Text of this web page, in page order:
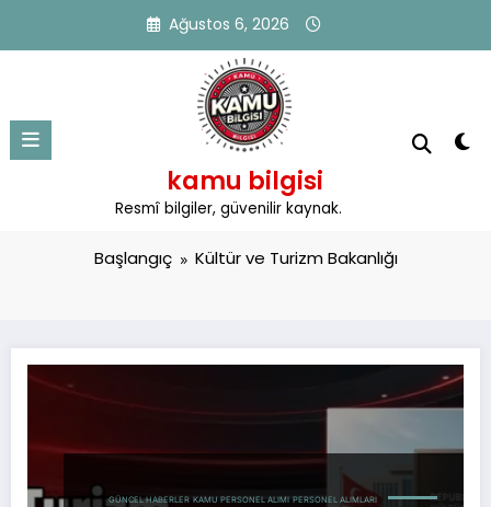
Ağustos 6, 2026
kamu bilgisi
Resmî bilgiler, güvenilir kaynak.
Etiket: Kültür ve Turizm Bakanlığı
Başlangıç Kültür ve Turizm Bakanlığı
GÜNCEL HABERLER KAMU PERSONEL ALIMI PERSONEL ALIMLARI